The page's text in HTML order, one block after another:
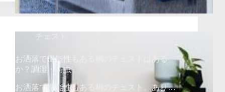
チェスト
お洒落で機能性もある桐のチェストはある
か？調湿・防虫
お洒落で機能性もある桐のチェスト。あり…